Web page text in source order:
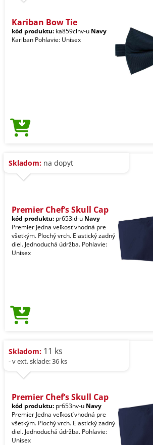
Kariban Bow Tie
kód produktu: ka859clnv-u Navy
Kariban Pohlavie: Unisex
Skladom: na dopyt
Premier Chef’s Skull Cap
kód produktu: pr653id-u Navy
Premier Jedna veľkosť vhodná pre
všetkým. Plochý vrch. Elastický zadný
diel. Jednoduchá údržba. Pohlavie:
Unisex
Skladom: 11 ks
- v ext. sklade: 36 ks
Premier Chef’s Skull Cap
kód produktu: pr653nv-u Navy
Premier Jedna veľkosť vhodná pre
všetkým. Plochý vrch. Elastický zadný
diel. Jednoduchá údržba. Pohlavie:
Unisex